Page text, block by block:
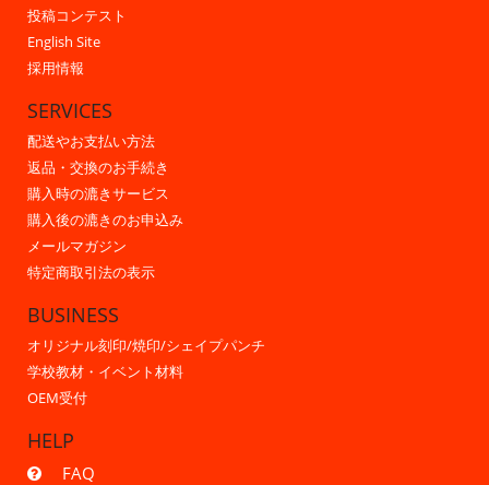
投稿コンテスト
English Site
採用情報
SERVICES
配送やお支払い方法
返品・交換のお手続き
購入時の漉きサービス
購入後の漉きのお申込み
メールマガジン
特定商取引法の表示
BUSINESS
オリジナル刻印/焼印/シェイプパンチ
学校教材・イベント材料
OEM受付
HELP
FAQ